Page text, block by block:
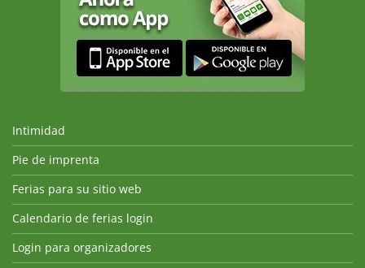
Intimidad
Pie de imprenta
Ferias para su sitio web
Calendario de ferias login
Login para organizadores